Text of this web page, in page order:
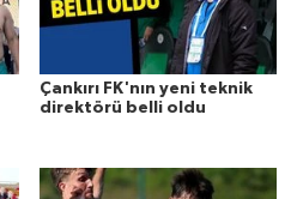
Çankırı FK'nın yeni teknik
direktörü belli oldu